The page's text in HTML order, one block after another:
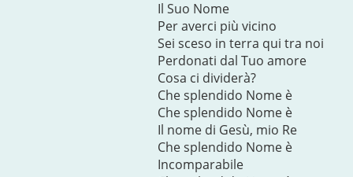
Il Suo Nome
Per averci più vicino
Sei sceso in terra qui tra noi
Perdonati dal Tuo amore
Cosa ci dividerà?
Che splendido Nome è
Che splendido Nome è
Il nome di Gesù, mio Re
Che splendido Nome è
Incomparabile